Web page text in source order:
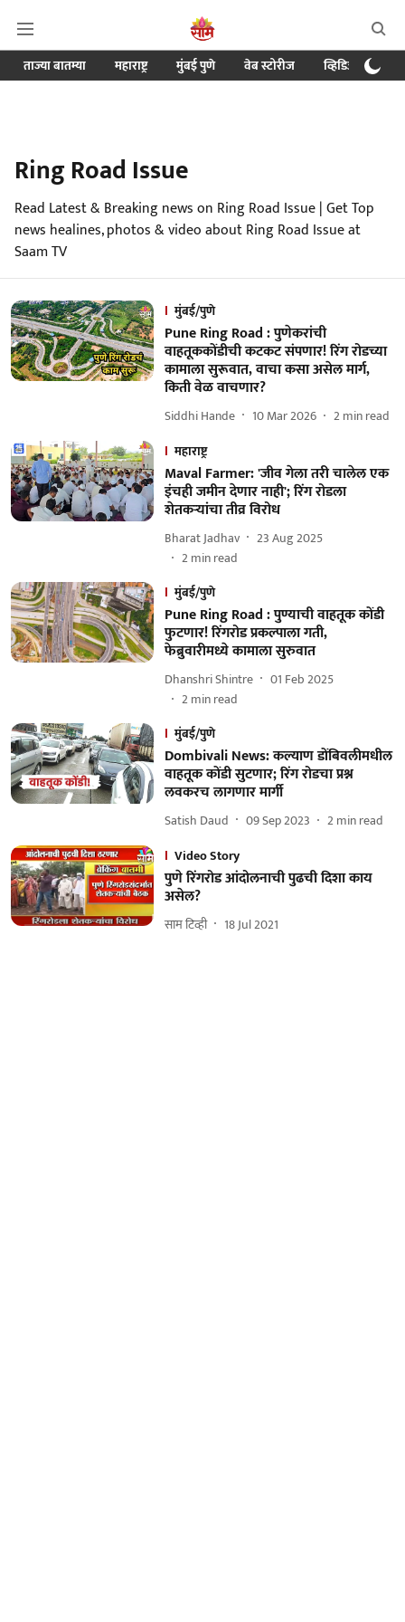
ताज्या बातम्या महाराष्ट्र मुंबई पुणे वेब स्टोरीज व्हिडिओ
Ring Road Issue
Read Latest & Breaking news on Ring Road Issue | Get Top
news healines, photos & video about Ring Road Issue at
Saam TV
मुंबई/पुणे
Pune Ring Road : पुणेकरांची
वाहतूककोंडीची कटकट संपणार! रिंग रोडच्या
कामाला सुरूवात, वाचा कसा असेल मार्ग,
किती वेळ वाचणार?
Siddhi Hande 10 Mar 2026 2min read
महाराष्ट्र
Maval Farmer: 'जीव गेला तरी चालेल एक
इंचही जमीन देणार नाही'; रिंग रोडला
शेतकऱ्यांचा तीव्र विरोध
Bharat Jadhav
23 Aug 2025
2min read
मुंबई/पुणे
Pune Ring Road : पुण्याची वाहतूक कोंडी
फुटणार! रिंगरोड प्रकल्पाला गती,
फेब्रुवारीमध्ये कामाला सुरुवात
Dhanshri Shintre
01 Feb 2025
2min read
मुंबई/पुणे
Dombivali News: कल्याण डोंबिवलीमधील
वाहतूक कोंडी सुटणार; रिंग रोडचा प्रश्न
लवकरच लागणार मार्गी
Satish Daud 09 Sep 2023 2min read
Video Story
पुणे रिंगरोड आंदोलनाची पुढची दिशा काय
असेल?
साम टिव्ही 18 Jul 2021